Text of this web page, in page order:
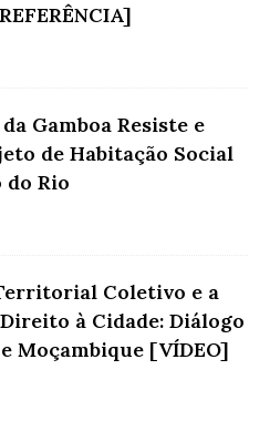
Gamboa Resiste e
de Habitação Social
Rio
Coletivo e a
à Cidade: Diálogo
Moçambique [VÍDEO]